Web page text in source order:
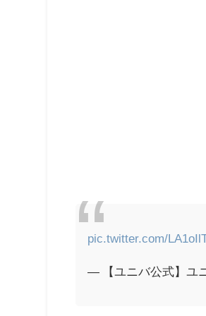
pic.twitter.com/
— 【ユニバ公式】ユ